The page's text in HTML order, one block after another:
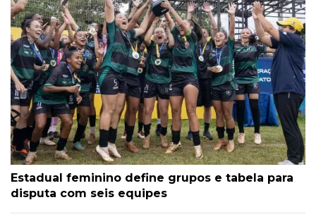
Estadual feminino define grupos e tabela para
disputa com seis equipes